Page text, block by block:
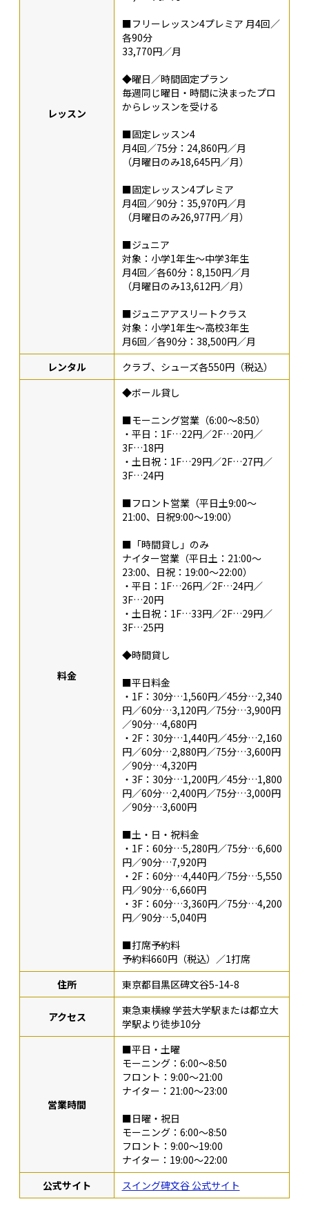
レッスン
■フリーレッスン4プレミア 月4回／
各90分
33,770円／月
◆曜日／時間固定プラン
毎週同じ曜日・時間に決まったプロ
からレッスンを受ける
■固定レッスン4
月4回／75分：24,860円／月
（月曜日のみ18,645円／月）
■固定レッスン4プレミア
月4回／90分：35,970円／月
（月曜日のみ26,977円／月）
■ジュニア
対象：小学1年生〜中学3年生
月4回／各60分：8,150円／月
（月曜日のみ13,612円／月）
■ジュニアアスリートクラス
対象：小学1年生〜高校3年生
月6回／各90分：38,500円／月
レンタル
クラブ、シューズ各550円（税込）
料金
◆ボール貸し
■モーニング営業（6:00〜8:50）
・平日：1F…22円／2F…20円／
3F…18円
・土日祝：1F…29円／2F…27円／
3F…24円
■フロント営業（平日土9:00〜
21:00、日祝9:00〜19:00）
■「時間貸し」のみ
ナイター営業（平日土：21:00〜
23:00、日祝：19:00〜22:00）
・平日：1F…26円／2F…24円／
3F…20円
・土日祝：1F…33円／2F…29円／
3F…25円
◆時間貸し
■平日料金
・1F：30分…1,560円／45分…2,340
円／60分…3,120円／75分…3,900円
／90分…4,680円
・2F：30分…1,440円／45分…2,160
円／60分…2,880円／75分…3,600円
／90分…4,320円
・3F：30分…1,200円／45分…1,800
円／60分…2,400円／75分…3,000円
／90分…3,600円
■土・日・祝料金
・1F：60分…5,280円／75分…6,600
円／90分…7,920円
・2F：60分…4,440円／75分…5,550
円／90分…6,660円
・3F：60分…3,360円／75分…4,200
円／90分…5,040円
■打席予約料
予約料660円（税込）／1打席
住所
東京都目黒区碑文谷5-14-8
アクセス
東急東横線 学芸大学駅または都立大
学駅より徒歩10分
営業時間
■平日・土曜
モーニング：6:00〜8:50
フロント：9:00〜21:00
ナイター：21:00〜23:00
■日曜・祝日
モーニング：6:00〜8:50
フロント：9:00〜19:00
ナイター：19:00〜22:00
公式サイト
スイング碑文谷 公式サイト